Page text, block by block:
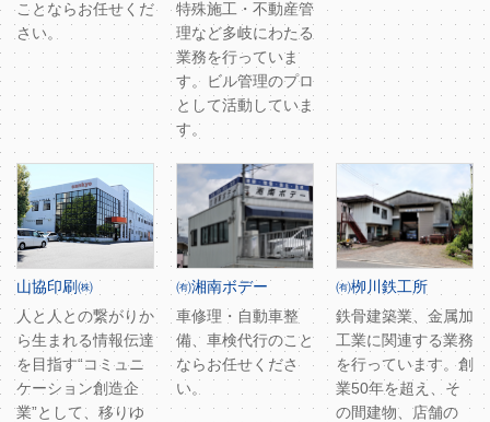
ことならお任せくだ
さい。
特殊施工・不動産管
理など多岐にわたる
業務を行っていま
す。ビル管理のプロ
として活動していま
す。
山協印刷㈱
人と人との繋がりか
ら生まれる情報伝達
を目指す“コミュニ
ケーション創造企
業”として、移りゆ
㈲湘南ボデー
車修理・自動車整
備、車検代行のこと
ならお任せくださ
い。
㈲栁川鉄工所
鉄骨建築業、金属加
工業に関連する業務
を行っています。創
業50年を超え、そ
の間建物、店舗の